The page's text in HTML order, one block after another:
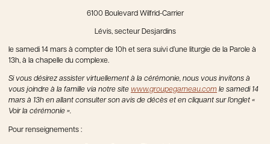
6100 Boulevard Wilfrid-Carrier
Lévis, secteur Desjardins
le samedi 14 mars à compter de 10h et sera suivi d’une liturgie de la Parole à
13h, à la chapelle du complexe.
Si vous désirez assister virtuellement à la cérémonie, nous vous invitons à
vous joindre à la famille via notre site www.groupegarneau.com le samedi 14
mars à 13h en allant consulter son avis de décès et en cliquant sur l’onglet «
Voir la cérémonie ».
Pour renseignements :